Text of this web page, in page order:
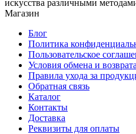
искусства различными
Магазин
Блог
Политика
Пользовательское
Условия обмена и возврата
Правила ухода за
Обратная связь
Каталог
Контакты
Доставка
Реквизиты для оплаты